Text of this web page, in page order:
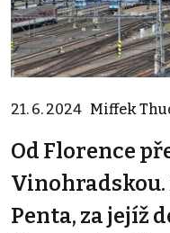
21. 6. 2024 Miffek
Od Florence
Penta, za jejíž